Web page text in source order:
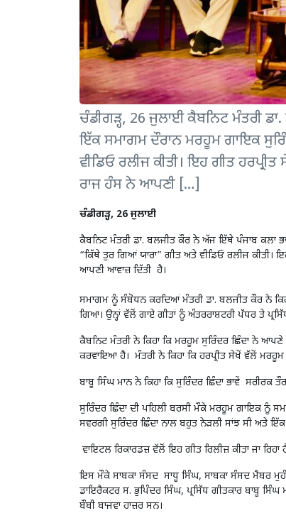
ਚੰਡੀਗੜ੍ਹ, 26 ਜੁਲਾਈ ਕੈਬਨਿਟ ਮੰਤਰੀ
ਇੱਕ ਸਮਾਗਮ ਦੌਰਾਨ ਮਰਹੂਮ ਗਾਇਕ
ਵੀਡਿਓ ਰਲੀਜ ਕੀਤੀ। ਇਹ ਗੀਤ
ਰਾਜ ਹੰਸ ਨੇ ਆਪਣੀ […]
ਚੰਡੀਗੜ੍ਹ, 26 ਜੁਲਾਈ
ਕੈਬਨਿਟ ਮੰਤਰੀ ਡਾ. ਬਲਜੀਤ ਕੌਰ ਨੇ ਅੱਜ ਇੱਥੇ ਪੰਜਾਬ ਕਲਾ
“ਕਿੱਥੇ ਤੁਰ ਗਿਆਂ ਯਾਰਾ” ਗੀਤ ਅਤੇ ਵੀਡਿਓ ਰਲੀਜ
ਆਪਣੀ ਆਵਾਜ਼ ਦਿੱਤੀ ਹੈ।
ਸਮਾਗਮ ਨੂੰ ਸੰਬੋਧਨ ਕਰਦਿਆਂ ਮੰਤਰੀ ਡਾ. ਬਲਜੀਤ ਕੌਰ ਨੇ
ਗਿਆ। ਉਨ੍ਹਾਂ ਵੱਲੋਂ ਗਾਏ ਗੀਤਾਂ ਨੂੰ ਅੰਤਰਰਾਸ਼ਟਰੀ ਪੱਧਰ ਤੇ
ਕੈਬਨਿਟ ਮੰਤਰੀ ਨੇ ਕਿਹਾ ਕਿ ਮਰਹੂਮ ਸੁਰਿੰਦਰ ਛਿੰਦਾ ਨੇ
ਕਰਵਾਇਆ ਹੈ। ਮੰਤਰੀ ਨੇ ਕਿਹਾ ਕਿ ਹਰਪ੍ਰੀਤ ਸੇਖੋਂ ਵੱਲੋਂ
ਬਾਬੂ ਸਿੰਘ ਮਾਨ ਨੇ ਕਿਹਾ ਕਿ ਸੁਰਿੰਦਰ ਛਿੰਦਾ ਭਾਵੇਂ ਸਰੀਰਕ
ਸੁਰਿੰਦਰ ਛਿੰਦਾ ਦੀ ਪਹਿਲੀ ਬਰਸੀ ਮੌਕੇ ਮਰਹੂਮ ਗਾਇਕ ਨੂੰ
ਸਵਰਗੀ ਸੁਰਿੰਦਰ ਛਿੰਦਾ ਨਾਲ ਬਹੁਤ ਨੇੜਲੀ ਸਾਂਝ ਸੀ ਅਤੇ
ਵਾਇਟਲ ਰਿਕਾਰਡਜ਼ ਵੱਲੋਂ ਇਹ ਗੀਤ ਰਿਲੀਜ਼ ਕੀਤਾ ਜਾ ਰਿਹਾ
ਇਸ ਮੌਕੇ ਸਾਬਕਾ ਸੰਸਦ ਸਾਧੂ ਸਿੰਘ, ਸਾਬਕਾ ਸੰਸਦ ਮੈਂਬਰ
ਡਾਇਰੈਕਟਰ ਸ. ਭੁਪਿੰਦਰ ਸਿੰਘ, ਪ੍ਰਸਿੱਧ ਗੀਤਕਾਰ ਬਾਬੂ ਸਿੰਘ
ਬੌਬੀ ਬਾਜਵਾ ਹਾਜ਼ਰ ਸਨ।